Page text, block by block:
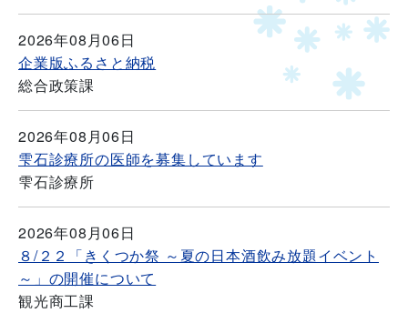
2026年08月06日
企業版ふるさと納税
総合政策課
2026年08月06日
雫石診療所の医師を募集しています
雫石診療所
2026年08月06日
８/２２「きくつか祭 ～夏の日本酒飲み放題イベント
～」の開催について
観光商工課